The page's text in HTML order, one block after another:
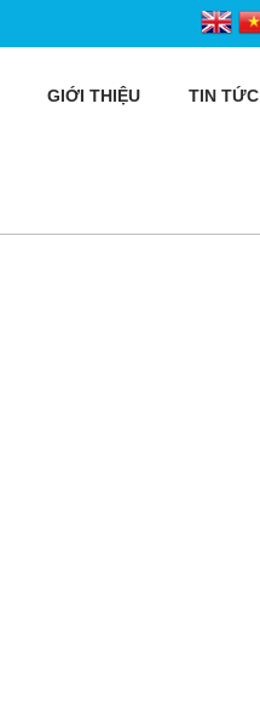
GIỚI THIỆU TIN TỨC